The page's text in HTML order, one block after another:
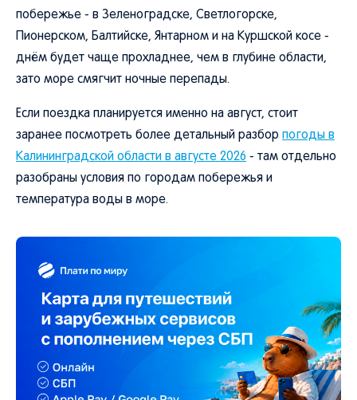
побережье - в Зеленоградске, Светлогорске,
Пионерском, Балтийске, Янтарном и на Куршской косе -
днём будет чаще прохладнее, чем в глубине области,
зато море смягчит ночные перепады.
Если поездка планируется именно на август, стоит
заранее посмотреть более детальный разбор погоды в
Калининградской области в августе 2026 - там отдельно
разобраны условия по городам побережья и
температура воды в море.